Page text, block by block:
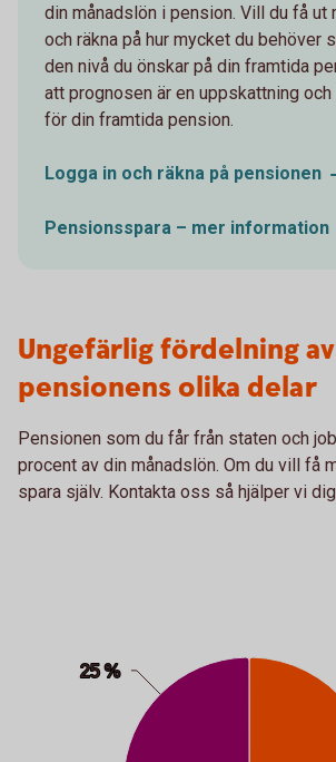
din månadslön i pension. Vill du få ut
och räkna på hur mycket du behöver
den nivå du önskar på din framtida
att prognosen är en uppskattning och
för din framtida pension.
Logga in och räkna på pensionen
Pensionsspara – mer information
Ungefärlig fördelning av
pensionens olika delar
Pensionen som du får från staten och
procent av din månadslön. Om du vill få
spara själv. Kontakta oss så hjälper vi
25 %
25 %